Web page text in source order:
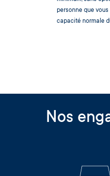
personne que
capacité normale
Nos